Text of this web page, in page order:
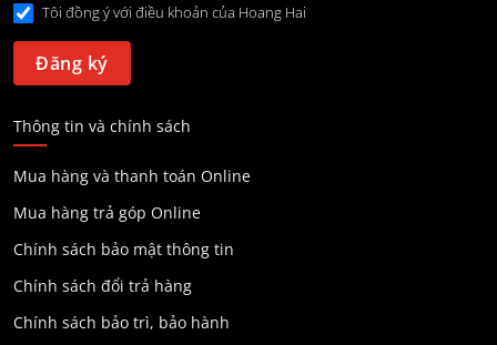
Tôi đồng ý với điều khoản của Hoang Hai
Thông tin và chính sách
Mua hàng và thanh toán Online
Mua hàng trả góp Online
Chính sách bảo mật thông tin
Chính sách đổi trả hàng
Chính sách bảo trì, bảo hành